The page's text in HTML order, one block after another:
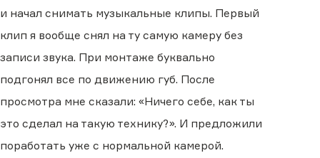
и начал снимать музыкальные клипы. Первый
клип я вообще снял на ту самую камеру без
записи звука. При монтаже буквально
подгонял все по движению губ. После
просмотра мне сказали: «Ничего себе, как ты
это сделал на такую технику?». И предложили
поработать уже с нормальной камерой.